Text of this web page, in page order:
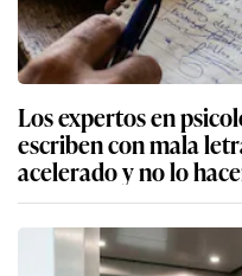
Los expertos en
escriben con mala
acelerado y no lo